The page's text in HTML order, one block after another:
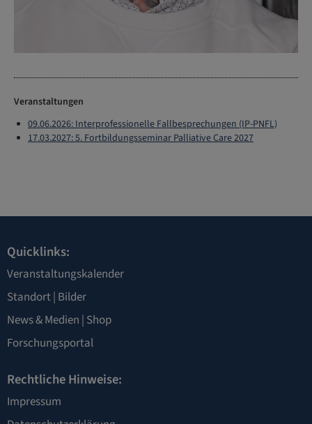
Veranstaltungen
09.06.2026: Interprofessionelle Fallbesprechungen (IP-PNFL)
17.03.2027: 5. Fortbildungsseminar Palliative Care 2027
Quicklinks:
Veranstaltungskalender
Standort| Bilder
News & Medien | Shop
Forschungsportal
Rechtliche Hinweise:
Impressum